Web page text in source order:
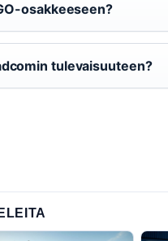
osakkeeseen?
tulevaisuuteen?